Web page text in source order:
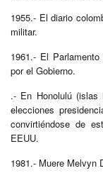
1955.- El diario
militar.
1961.- El
por el Gobierno.
.- En Honolulú (islas
elecciones
convirtiéndose de
EEUU.
1981.- Muere Melvyn